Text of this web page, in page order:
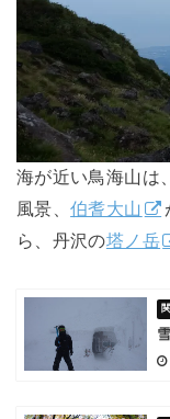
海が近い鳥海山は
風景、伯耆大山
ら、丹沢の塔ノ岳